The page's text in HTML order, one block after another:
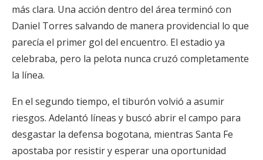
más clara. Una acción dentro del área terminó con
Daniel Torres salvando de manera providencial lo que
parecía el primer gol del encuentro. El estadio ya
celebraba, pero la pelota nunca cruzó completamente
la línea.
En el segundo tiempo, el tiburón volvió a asumir
riesgos. Adelantó líneas y buscó abrir el campo para
desgastar la defensa bogotana, mientras Santa Fe
apostaba por resistir y esperar una oportunidad